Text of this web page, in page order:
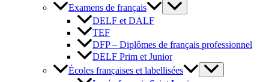
Examens de français
DELF et DALF
TEF
DFP – Diplômes de français professionnel
DELF Prim et Junior
Écoles françaises et labellisées